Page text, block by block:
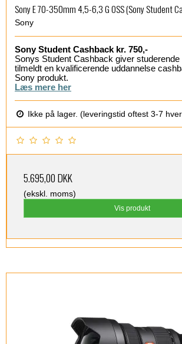
Sony E 70-350mm 4,5-6,3 G OSS (Sony Student
Sony
Sony Student Cashback kr. 750,-
Sonys Student Cashback giver
tilmeldt en kvalificerende uddannelse
Sony produkt.
Læs mere her
Ikke på lager. (leveringstid oftest 3-7
5.695,00 DKK
(ekskl. moms)
Vis produkt